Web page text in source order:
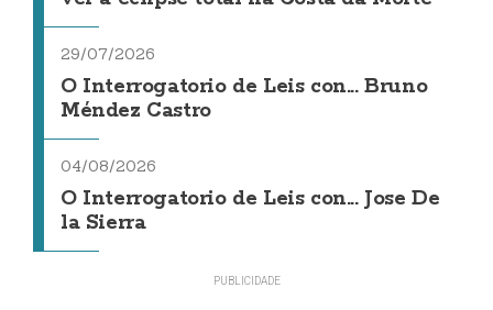
29/07/2026
O Interrogatorio de Leis con... Bruno
Méndez Castro
04/08/2026
O Interrogatorio de Leis con... Jose De
la Sierra